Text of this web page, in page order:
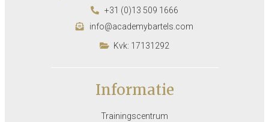
+31 (0)13 509 1666
info@academybartels.com
Kvk: 17131292
Informatie
Trainingscentrum